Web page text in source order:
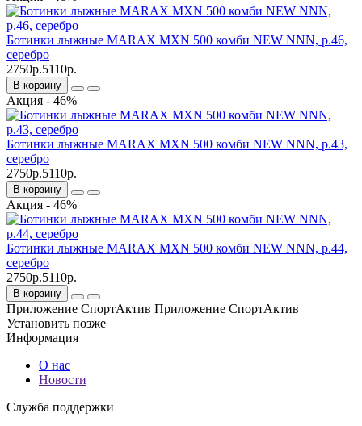
Ботинки лыжные MARAX MXN 500 комби NEW NNN, р.46,
серебро
2750р.5110р.
В корзину
Акция - 46%
Ботинки лыжные MARAX MXN 500 комби NEW NNN, р.43,
серебро
2750р.5110р.
В корзину
Акция - 46%
Ботинки лыжные MARAX MXN 500 комби NEW NNN, р.44,
серебро
2750р.5110р.
В корзину
Приложение СпортАктив Приложение СпортАктив
Установить позже
Информация
О нас
Новости
Служба поддержки